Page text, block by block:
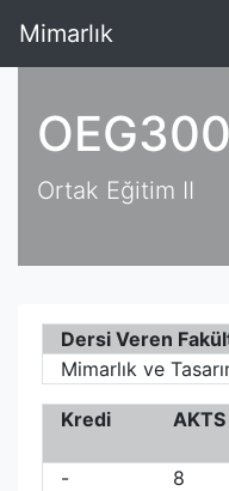
Mimarlık
OEG300
Ortak Eğitim II
Dersi Veren
Mimarlık ve
Kredi AKTS
-
8